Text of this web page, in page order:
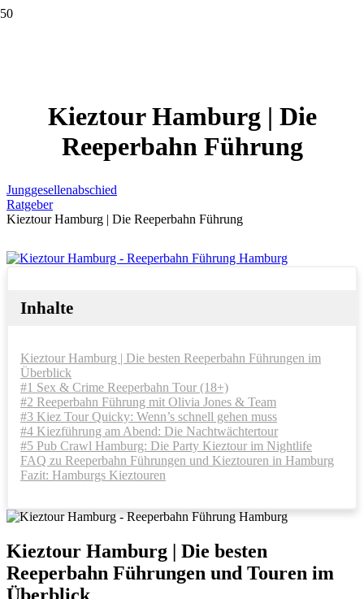
Kieztour Hamburg | Die
Reeperbahn Führung
Junggesellenabschied
Ratgeber
Kieztour Hamburg | Die Reeperbahn Führung
Inhalte
Kieztour Hamburg | Die besten Reeperbahn Führungen im
Überblick
#1 Sex & Crime Reeperbahn Tour (18+)
#2 Reeperbahn Führung mit Olivia Jones & Team
#3 Kiez Tour Quicky: Wenn’s schnell gehen muss
#4 Kiezführung am Abend: Die Nachtwächtertour
#5 Pub Crawl Hamburg: Die Party Kieztour im Nightlife
FAQ zu Reeperbahn Führungen und Kieztouren in Hamburg
Fazit: Hamburgs Kieztouren
Kieztour Hamburg | Die besten
Reeperbahn Führungen und Touren im
Überblick